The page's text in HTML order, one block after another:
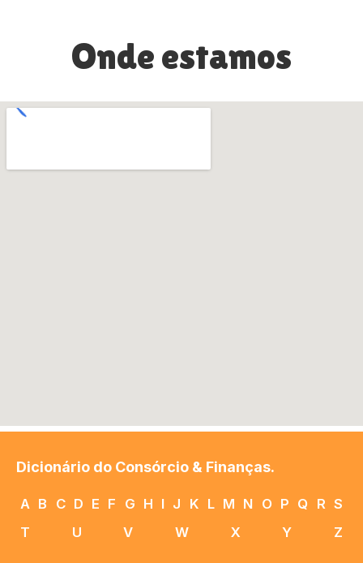
Onde estamos
Dicionário do Consórcio & Finanças.
A B C D E F G H I J K L M N O P Q R S
T
U V W X Y Z